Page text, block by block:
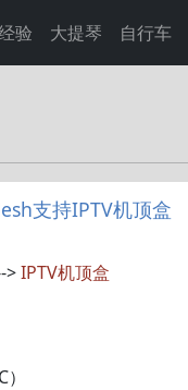
验 大提琴 自行车
支持IPTV机顶盒
>IPTV机顶盒